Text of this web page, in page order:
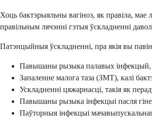
Хоць бактэрыяльны вагіноз, як правіла,
правільным лячэнні гэтыя ўскладненні
Патэнцыйныя ўскладненні, пра якія вы
Павышаны рызыка палавых інфекцый,
Запаленне малога таза (ЗМТ), калі
Ускладненні цяжарнасці, такія як
Павышаны рызыка інфекцыі пасля
Паўторныя інфекцыі